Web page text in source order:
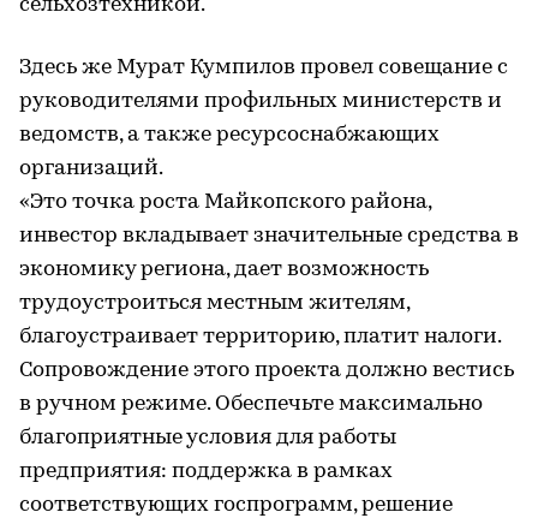
сельхозтехникой.
Здесь же Мурат Кумпилов провел совещание с
руководителями профильных министерств и
ведомств, а также ресурсоснабжающих
организаций.
«Это точка роста Майкопского района,
инвестор вкладывает значительные средства в
экономику региона, дает возможность
трудоустроиться местным жителям,
благоустраивает территорию, платит налоги.
Сопровождение этого проекта должно вестись
в ручном режиме. Обеспечьте максимально
благоприятные условия для работы
предприятия: поддержка в рамках
соответствующих госпрограмм, решение